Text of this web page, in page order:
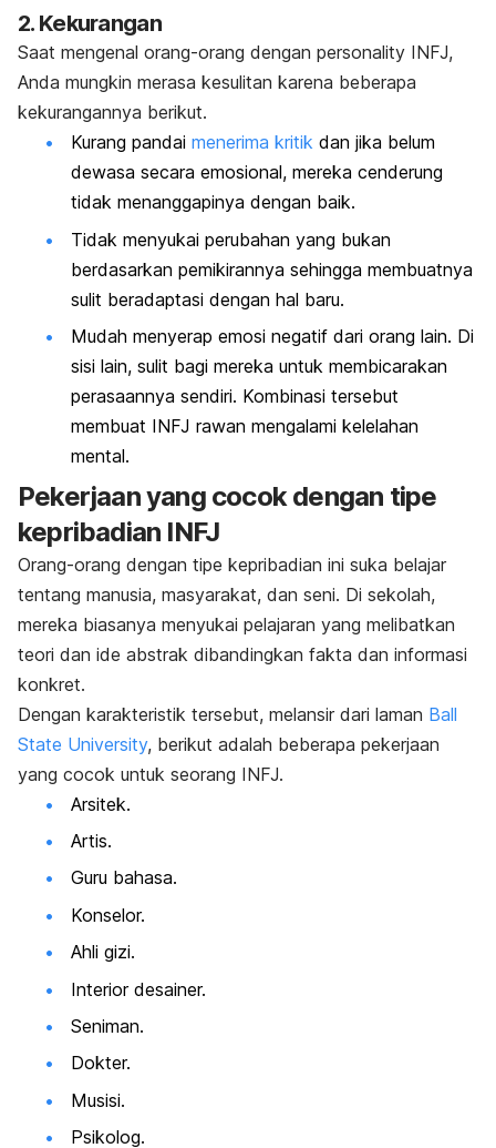
2. Kekurangan
Saat mengenal orang-orang dengan personality INFJ,
Anda mungkin merasa kesulitan karena beberapa
kekurangannya berikut.
Kurang pandai menerima kritik dan jika belum
dewasa secara emosional, mereka cenderung
tidak menanggapinya dengan baik.
Tidak menyukai perubahan yang bukan
berdasarkan pemikirannya sehingga membuatnya
sulit beradaptasi dengan hal baru.
Mudah menyerap emosi negatif dari orang lain. Di
sisi lain, sulit bagi mereka untuk membicarakan
perasaannya sendiri. Kombinasi tersebut
membuat INFJ rawan mengalami kelelahan
mental.
Pekerjaan yang cocok dengan tipe
kepribadian INFJ
Orang-orang dengan tipe kepribadian ini suka belajar
tentang manusia, masyarakat, dan seni. Di sekolah,
mereka biasanya menyukai pelajaran yang melibatkan
teori dan ide abstrak dibandingkan fakta dan informasi
konkret.
Dengan karakteristik tersebut, melansir dari laman Ball
State University, berikut adalah beberapa pekerjaan
yang cocok untuk seorang INFJ.
Arsitek.
Artis.
Guru bahasa.
Konselor.
Ahli gizi.
Interior desainer.
Seniman.
Dokter.
Musisi.
Psikolog.